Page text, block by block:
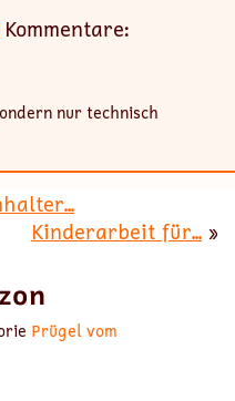
Kommentare:
nur technisch
Kinderarbeit für... »
Prügel vom